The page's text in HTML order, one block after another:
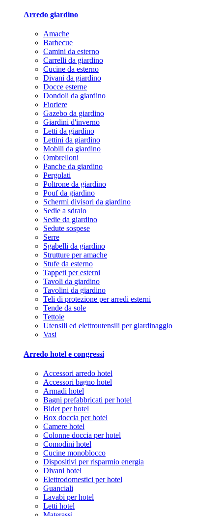
Arredo giardino
Amache
Barbecue
Camini da esterno
Carrelli da giardino
Cucine da esterno
Divani da giardino
Docce esterne
Dondoli da giardino
Fioriere
Gazebo da giardino
Giardini d'inverno
Letti da giardino
Lettini da giardino
Mobili da giardino
Ombrelloni
Panche da giardino
Pergolati
Poltrone da giardino
Pouf da giardino
Schermi divisori da giardino
Sedie a sdraio
Sedie da giardino
Sedute sospese
Serre
Sgabelli da giardino
Strutture per amache
Stufe da esterno
Tappeti per esterni
Tavoli da giardino
Tavolini da giardino
Teli di protezione per arredi esterni
Tende da sole
Tettoie
Utensili ed elettroutensili per giardinaggio
Vasi
Arredo hotel e congressi
Accessori arredo hotel
Accessori bagno hotel
Armadi hotel
Bagni prefabbricati per hotel
Bidet per hotel
Box doccia per hotel
Camere hotel
Colonne doccia per hotel
Comodini hotel
Cucine monoblocco
Dispositivi per risparmio energia
Divani hotel
Elettrodomestici per hotel
Guanciali
Lavabi per hotel
Letti hotel